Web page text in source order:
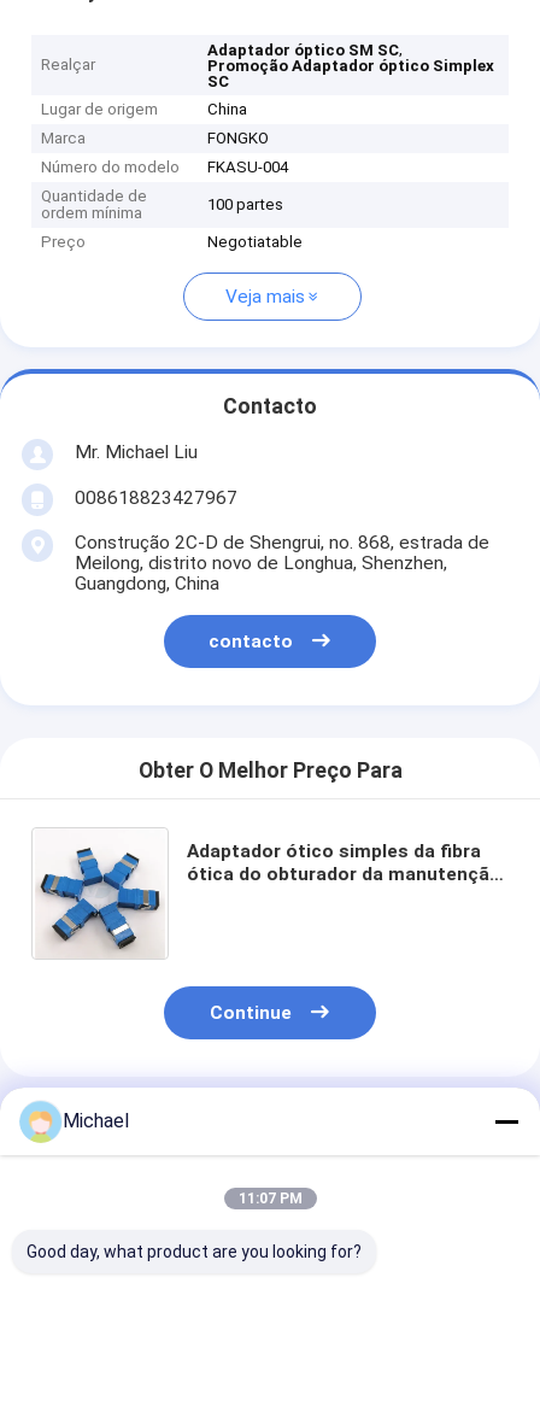
Realçar
Adaptador óptico SM SC,
Promoção Adaptador óptico Simplex
SC
Lugar de origem
China
Marca
FONGKO
Número do modelo
FKASU-004
Quantidade de
ordem mínima
100 partes
Preço Negotiatable
Veja mais
Contacto
Mr. Michael Liu
008618823427967
Construção 2C-D de Shengrui, no. 868, estrada de
Meilong, distrito novo de Longhua, Shenzhen,
Guangdong, China
contacto
Obter O Melhor Preço Para
Adaptador ótico simples da fibra
ótica do obturador da manutenção
Continue
Produtos Recomendados
Michael
11:07 PM
Good day, what product are you looking for?